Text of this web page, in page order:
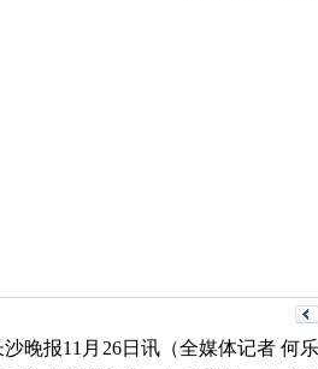
报11月26日讯（全媒体记者 何乐